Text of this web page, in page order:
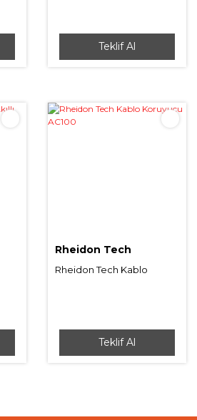
Teklif Al
Rheidon Tech
Rheidon Tech Kablo
Teklif Al